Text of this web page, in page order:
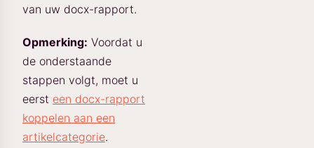
van uw docx-rapport.
Opmerking: Voordat u
de onderstaande
stappen volgt, moet u
eerst een docx-rapport
koppelen aan een
artikelcategorie.